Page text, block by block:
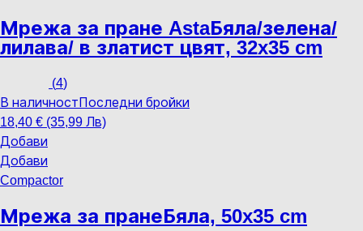
Мрежа за пране AstaБяла/зелена/
лилава/ в златист цвят, 32x35 cm
(4)
В наличност Последни бройки
18,40 € (35,99 Лв)
Добави
Добави
Compactor
Мрежа за пранеБяла, 50x35 cm